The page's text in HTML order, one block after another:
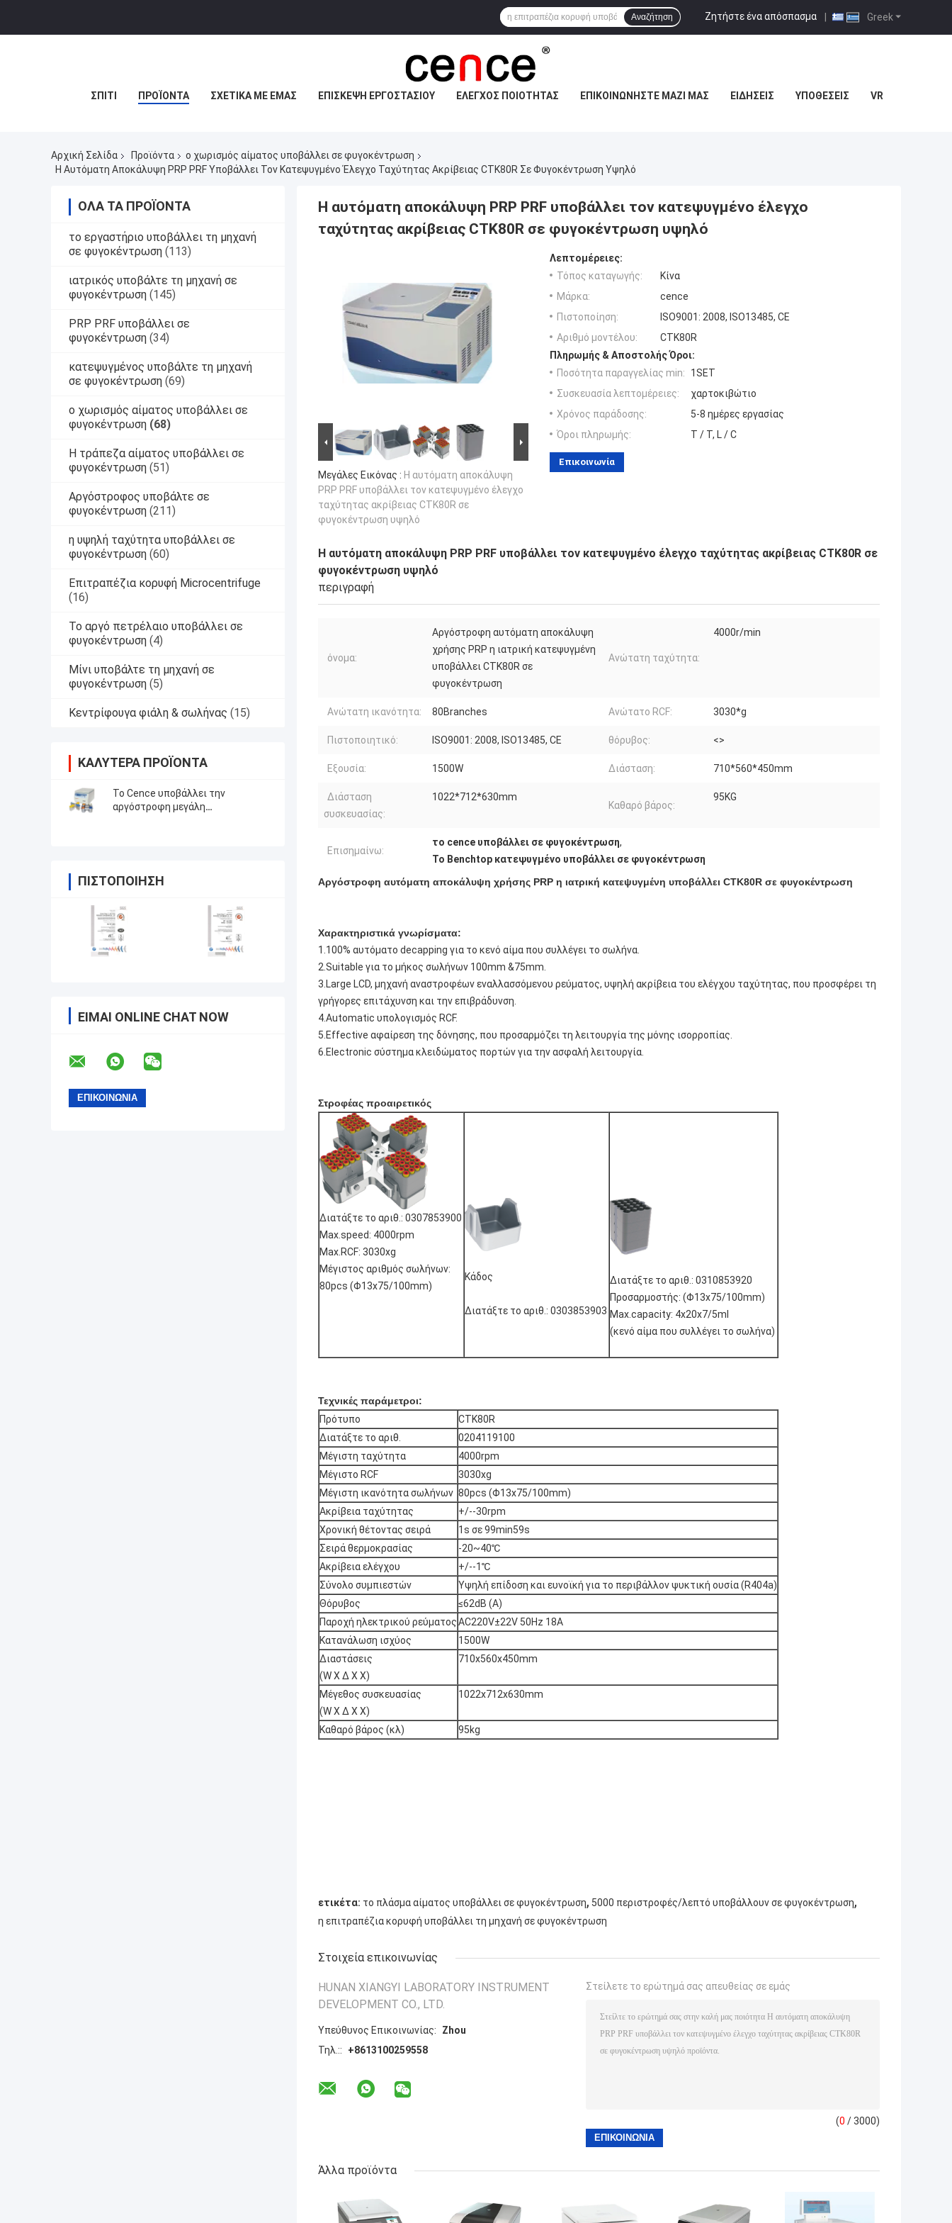
Greek
Ζητήστε ένα απόσπασμα |
Αναζήτηση
ΣΠΊΤΙ ΠΡΟΪΌΝΤΑ ΣΧΕΤΙΚΆ ΜΕ ΕΜΆΣ ΕΠΙΣΚΕΨΉ ΕΡΓΟΣΤΑΣΊΟΥ ΈΛΕΓΧΟΣ ΠΟΙΌΤΗΤΑΣ ΕΠΙΚΟΙΝΩΝΉΣΤΕ ΜΑΖΊ ΜΑΣ ΕΙΔΉΣΕΙΣ ΥΠΟΘΈΣΕΙΣ VR
Αρχική Σελίδα Προϊόντα
ο χωρισμός αίματος υποβάλλει σε φυγοκέντρωση
Η Αυτόματη Αποκάλυψη PRP PRF Υποβάλλει Τον Κατεψυγμένο Έλεγχο Ταχύτητας Ακρίβειας CTK80R Σε Φυγοκέντρωση Υψηλό
ΌΛΑ ΤΑ ΠΡΟΪΌΝΤΑ
το εργαστήριο υποβάλλει τη μηχανή
σε φυγοκέντρωση (113)
ιατρικός υποβάλτε τη μηχανή σε
φυγοκέντρωση (145)
PRP PRF υποβάλλει σε
φυγοκέντρωση (34)
κατεψυγμένος υποβάλτε τη μηχανή
σε φυγοκέντρωση (69)
ο χωρισμός αίματος υποβάλλει σε
φυγοκέντρωση (68)
Η τράπεζα αίματος υποβάλλει σε
φυγοκέντρωση (51)
Αργόστροφος υποβάλτε σε
φυγοκέντρωση (211)
η υψηλή ταχύτητα υποβάλλει σε
φυγοκέντρωση (60)
Επιτραπέζια κορυφή Microcentrifuge
(16)
Το αργό πετρέλαιο υποβάλλει σε
φυγοκέντρωση (4)
Μίνι υποβάλτε τη μηχανή σε
φυγοκέντρωση (5)
Κεντρίφουγα φιάλη & σωλήνας (15)
ΚΑΛΎΤΕΡΑ ΠΡΟΪΌΝΤΑ
Το Cence υποβάλλει την
αργόστροφη μεγάλη
ΠΙΣΤΟΠΟΊΗΣΗ
ΕΊΜΑΙ ONLINE CHAT NOW
Η αυτόματη αποκάλυψη PRP PRF υποβάλλει τον κατεψυγμένο έλεγχο
ταχύτητας ακρίβειας CTK80R σε φυγοκέντρωση υψηλό
Μεγάλες Εικόνας : Η αυτόματη αποκάλυψη
PRP PRF υποβάλλει τον κατεψυγμένο έλεγχο
ταχύτητας ακρίβειας CTK80R σε
φυγοκέντρωση υψηλό
Λεπτομέρειες:
Τόπος καταγωγής:
Κίνα
Μάρκα:
cence
Πιστοποίηση:
ISO9001: 2008, ISO13485, CE
Αριθμό μοντέλου:
CTK80R
Πληρωμής & Αποστολής Όροι:
Ποσότητα παραγγελίας min:
1SET
Συσκευασία λεπτομέρειες:
χαρτοκιβώτιο
Χρόνος παράδοσης:
5-8 ημέρες εργασίας
Όροι πληρωμής:
T / T, L / C
Επικοινωνία
Η αυτόματη αποκάλυψη PRP PRF υποβάλλει τον κατεψυγμένο έλεγχο ταχύτητας ακρίβειας CTK80R σε
φυγοκέντρωση υψηλό
περιγραφή
όνομα:
Αργόστροφη αυτόματη αποκάλυψη
χρήσης PRP η ιατρική κατεψυγμένη
υποβάλλει CTK80R σε
φυγοκέντρωση
Ανώτατη ταχύτητα:
4000r/min
Ανώτατη ικανότητα: 80Branches Ανώτατο RCF: 3030*g
Πιστοποιητικό: ISO9001: 2008, ISO13485, CE θόρυβος: <>
Εξουσία: 1500W Διάσταση: 710*560*450mm
Διάσταση
συσκευασίας:
1022*712*630mm
Καθαρό βάρος:
95KG
Επισημαίνω:
το cence υποβάλλει σε φυγοκέντρωση,
Το Benchtop κατεψυγμένο υποβάλλει σε φυγοκέντρωση
Αργόστροφη αυτόματη αποκάλυψη χρήσης PRP η ιατρική κατεψυγμένη υποβάλλει CTK80R σε φυγοκέντρωση
Χαρακτηριστικά γνωρίσματα:
1.100% αυτόματο decapping για το κενό αίμα που συλλέγει το σωλήνα.
2.Suitable για το μήκος σωλήνων 100mm &75mm.
3.Large LCD, μηχανή αναστροφέων εναλλασσόμενου ρεύματος, υψηλή ακρίβεια του ελέγχου ταχύτητας, που προσφέρει τη
γρήγορες επιτάχυνση και την επιβράδυνση.
4.Automatic υπολογισμός RCF.
5.Effective αφαίρεση της δόνησης, που προσαρμόζει τη λειτουργία της μόνης ισορροπίας.
6.Electronic σύστημα κλειδώματος πορτών για την ασφαλή λειτουργία.
Στροφέας προαιρετικός
Διατάξτε το αριθ.: 0307853900
Max.speed: 4000rpm
Max.RCF: 3030xg
Μέγιστος αριθμός σωλήνων:
80pcs (Φ13x75/100mm)
Κάδος
Διατάξτε το αριθ.: 0303853903
Διατάξτε το αριθ.: 0310853920
Προσαρμοστής: (Φ13x75/100mm)
Max.capacity: 4x20x7/5ml
(κενό αίμα που συλλέγει το σωλήνα)
Τεχνικές παράμετροι:
Πρότυπο
CTK80R
Διατάξτε το αριθ.
0204119100
Μέγιστη ταχύτητα
4000rpm
Μέγιστο RCF
3030xg
Μέγιστη ικανότητα σωλήνων 80pcs (Φ13x75/100mm)
Ακρίβεια ταχύτητας
+/--30rpm
Χρονική θέτοντας σειρά
1s σε 99min59s
Σειρά θερμοκρασίας
-20~40℃
Ακρίβεια ελέγχου
+/--1℃
Σύνολο συμπιεστών
Υψηλή επίδοση και ευνοϊκή για το περιβάλλον ψυκτική ουσία (R404a)
Θόρυβος
≤62dB (Α)
Παροχή ηλεκτρικού ρεύματοςAC220V±22V 50Hz 18A
Κατανάλωση ισχύος
1500W
Διαστάσεις
(W Χ Δ Χ Χ)
710x560x450mm
Μέγεθος συσκευασίας
(W Χ Δ Χ Χ)
1022x712x630mm
Καθαρό βάρος (κλ) 95kg
ετικέτα: το πλάσμα αίματος υποβάλλει σε φυγοκέντρωση, 5000 περιστροφές/λεπτό υποβάλλουν σε φυγοκέντρωση,
η επιτραπέζια κορυφή υποβάλλει τη μηχανή σε φυγοκέντρωση
Στοιχεία επικοινωνίας
HUNAN XIANGYI LABORATORY INSTRUMENT
DEVELOPMENT CO., LTD.
Υπεύθυνος Επικοινωνίας:
Zhou
Τηλ.::
+8613100259558
Στείλετε το ερώτημά σας απευθείας σε εμάς
(0 / 3000)
Άλλα προϊόντα